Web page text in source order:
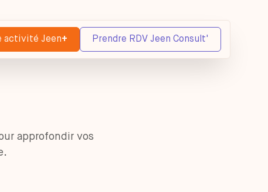
activité Jeen+ Prendre RDV Jeen Consult'
approfondir vos